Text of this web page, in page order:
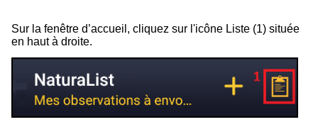
Sur la fenêtre d’accueil, cliquez sur l'icône Liste (1) située
en haut à droite.